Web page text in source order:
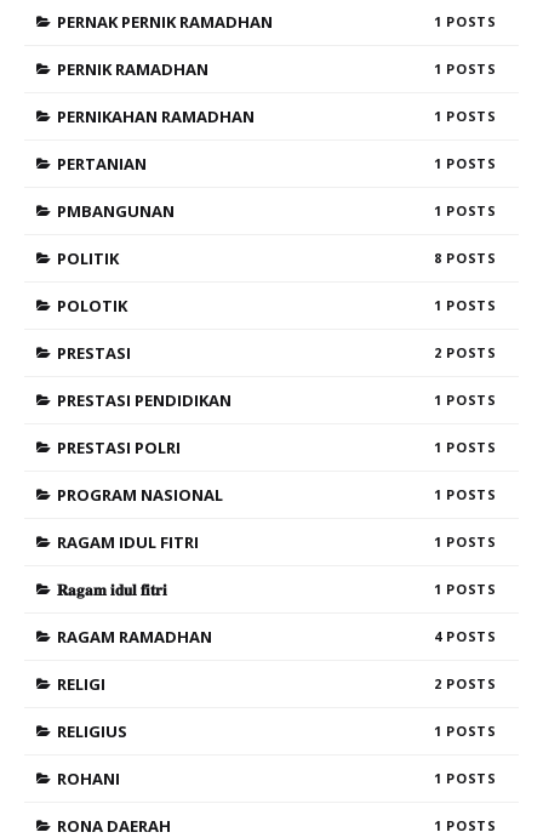
PERNAK PERNIK RAMADHAN 1
PERNIK RAMADHAN 1
PERNIKAHAN RAMADHAN 1
PERTANIAN 1
PMBANGUNAN 1
POLITIK 8
POLOTIK 1
PRESTASI 2
PRESTASI PENDIDIKAN 1
PRESTASI POLRI 1
PROGRAM NASIONAL 1
RAGAM IDUL FITRI 1
𝐑𝐚𝐠𝐚𝐦 𝐢𝐝𝐮𝐥 𝐟𝐢𝐭𝐫𝐢 1
RAGAM RAMADHAN 4
RELIGI 2
RELIGIUS 1
ROHANI 1
RONA DAERAH 1